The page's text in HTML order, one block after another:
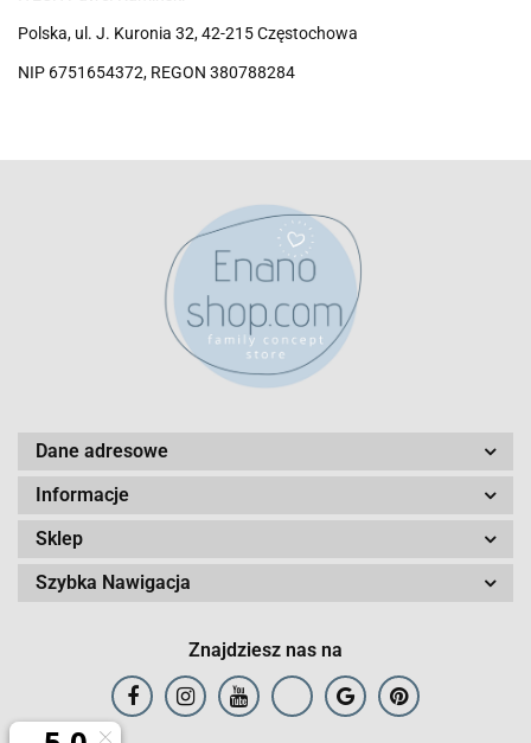
Polska, ul. J. Kuronia 32, 42-215 Częstochowa
NIP 6751654372, REGON 380788284
Dane adresowe
Informacje
Sklep
Szybka Nawigacja
Znajdziesz nas na